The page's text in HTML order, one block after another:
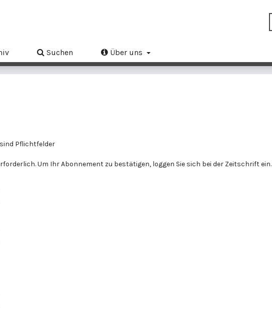
Suchen Über uns
Pflichtfelder
Um Ihr Abonnement zu bestätigen, loggen Sie sich bei der Zeitschrift ein.